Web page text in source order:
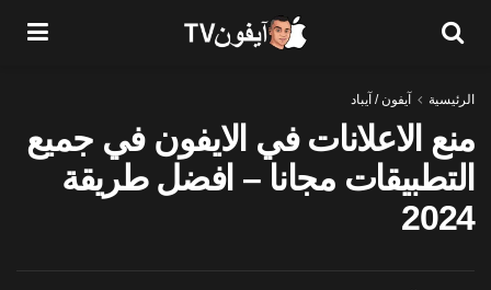
الرئيسية آيفون / آيباد
منع الاعلانات في الايفون في جميع
التطبيقات مجانا – افضل طريقة
2024